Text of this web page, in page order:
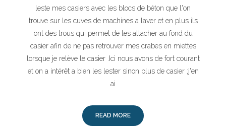
leste mes casiers avec les blocs de béton que l'on
trouve sur les cuves de machines a laver et en plus ils
ont des trous qui permet de les attacher au fond du
casier afin de ne pas retrouver mes crabes en miettes
lorsque je relève le casier .Ici nous avons de fort courant
et on a intérêt a bien les lester sinon plus de casier ;j'en
ai
READ MORE